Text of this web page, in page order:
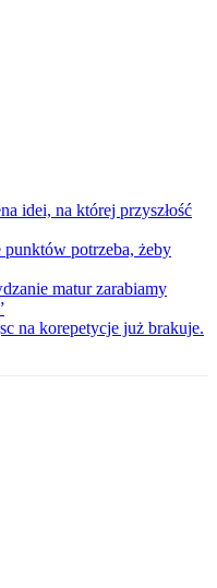
idei, na której przyszłość
potrzeba, żeby
matur zarabiamy
na korepetycje już brakuje.